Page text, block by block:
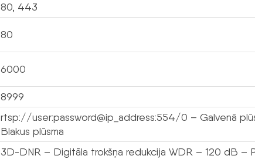
80, 443
80
6000
8999
rtsp://user:password@ip_address:554/0 – Galvenā
Blakus plūsma
3D-DNR – Digitāla trokšņa redukcija WDR – 120 dB –